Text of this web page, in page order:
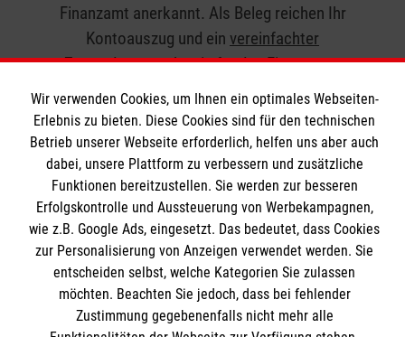
Finanzamt anerkannt. Als Beleg reichen Ihr
Kontoauszug und ein vereinfachter
Zuwendungsnachweisfür das Finanzamt.
Wir Malteser
Karriere
Migration
Informationen
Wir verwenden Cookies, um Ihnen ein optimales Webseiten-
Erlebnis zu bieten. Diese Cookies sind für den technischen
Betrieb unserer Webseite erforderlich, helfen uns aber auch
dabei, unsere Plattform zu verbessern und zusätzliche
Funktionen bereitzustellen. Sie werden zur besseren
Erfolgskontrolle und Aussteuerung von Werbekampagnen,
wie z.B. Google Ads, eingesetzt. Das bedeutet, dass Cookies
zur Personalisierung von Anzeigen verwendet werden. Sie
entscheiden selbst, welche Kategorien Sie zulassen
möchten. Beachten Sie jedoch, dass bei fehlender
Zustimmung gegebenenfalls nicht mehr alle